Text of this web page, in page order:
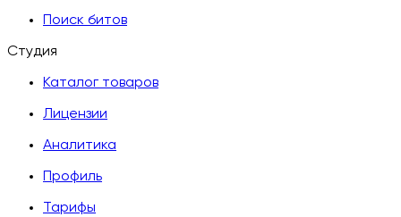
Поиск битов
Студия
Каталог товаров
Лицензии
Аналитика
Профиль
Тарифы